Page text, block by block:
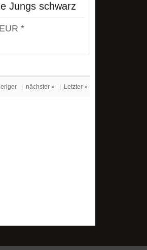
Jungs schwarz
*
nächster » Letzter »